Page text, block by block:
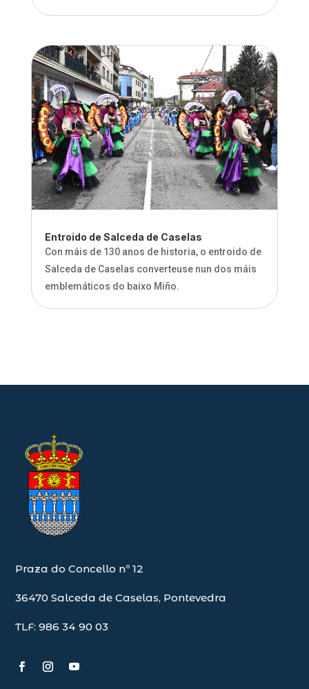
Entroido de Salceda de Caselas
Con máis de 130 anos de historia, o entroido de
Salceda de Caselas converteuse nun dos máis
emblemáticos do baixo Miño.
Praza do Concello nº 12
36470 Salceda de Caselas, Pontevedra
TLF: 986 34 90 03